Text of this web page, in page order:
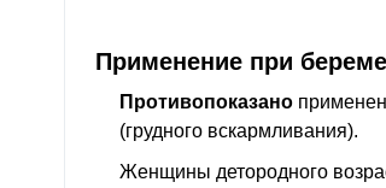
Применение при
Противопоказано
(грудного вскармливания).
Женщины детородного